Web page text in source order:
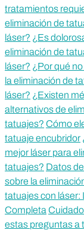
tratamientos
eliminación de
láser? ¿Es
eliminación de
láser? ¿Por qué
la eliminación de
láser? ¿Existen
alternativos de
tatuajes? Cómo
tatuaje encubridor
mejor láser para
tatuajes? Datos
sobre la
tatuajes con láser:
Completa
estas preguntas a